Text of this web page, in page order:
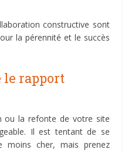
constructive sont
la pérennité et le succès
le rapport
ou la refonte de votre site
Il est tentant de se
moins cher, mais prenez